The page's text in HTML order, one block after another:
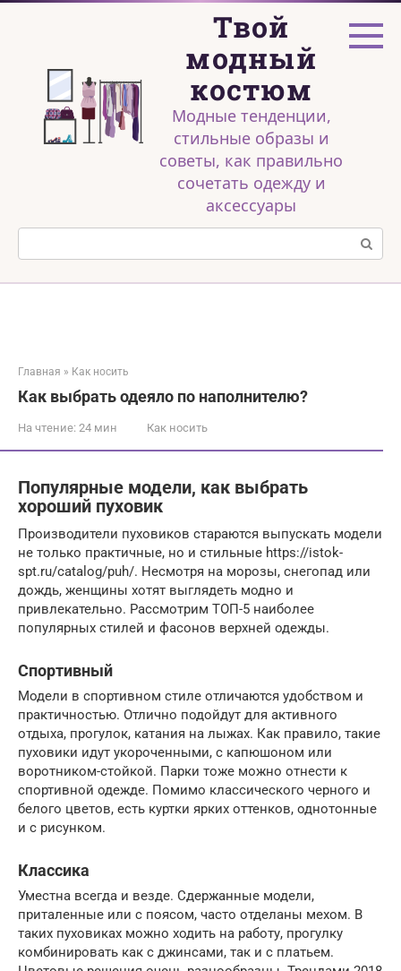
Перейти
Твой
модный
костюм
Модные тенденции,
стильные образы и
советы, как правильно
сочетать одежду и
аксессуары
Поиск:
Главная » Как носить
Как выбрать одеяло по наполнителю?
На чтение: 24 мин Как носить
Популярные модели, как выбрать
хороший пуховик
Производители пуховиков стараются выпускать модели
не только практичные, но и стильные https://istok-
spt.ru/catalog/puh/. Несмотря на морозы, снегопад или
дождь, женщины хотят выглядеть модно и
привлекательно. Рассмотрим ТОП-5 наиболее
популярных стилей и фасонов верхней одежды.
Спортивный
Модели в спортивном стиле отличаются удобством и
практичностью. Отлично подойдут для активного
отдыха, прогулок, катания на лыжах. Как правило, такие
пуховики идут укороченными, с капюшоном или
воротником-стойкой. Парки тоже можно отнести к
спортивной одежде. Помимо классического черного и
белого цветов, есть куртки ярких оттенков, однотонные
и с рисунком.
Классика
Уместна всегда и везде. Сдержанные модели,
приталенные или с поясом, часто отделаны мехом. В
таких пуховиках можно ходить на работу, прогулку
комбинировать как с джинсами, так и с платьем.